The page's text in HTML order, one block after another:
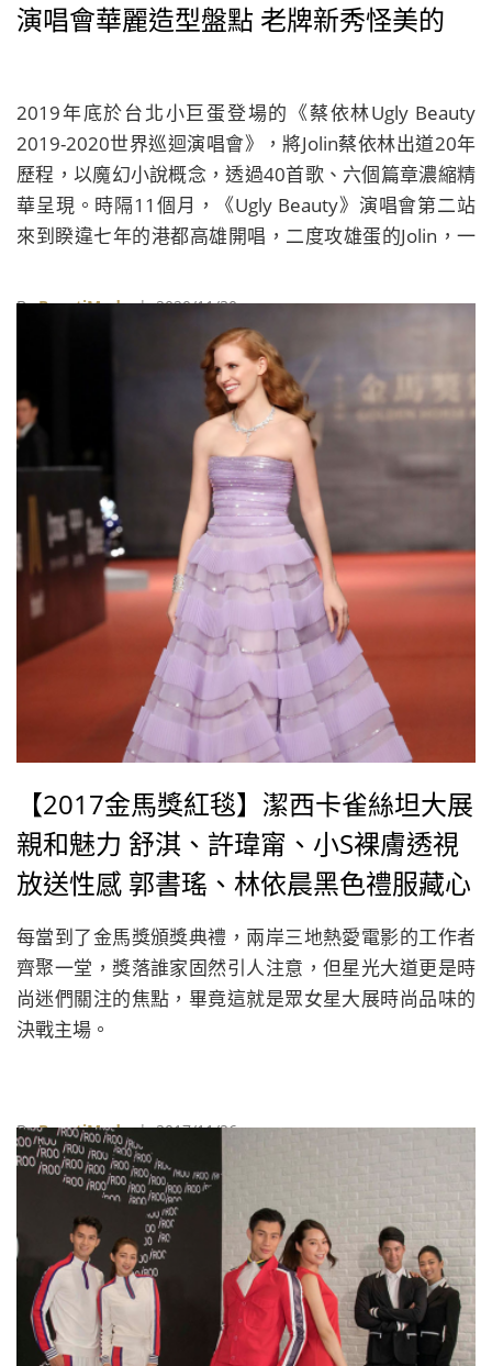
演唱會華麗造型盤點 老牌新秀怪美的
2019年底於台北小巨蛋登場的《蔡依林Ugly Beauty
2019-2020世界巡迴演唱會》，將Jolin蔡依林出道20年
歷程，以魔幻小說概念，透過40首歌、六個篇章濃縮精
華呈現。時隔11個月，《Ugly Beauty》演唱會第二站
來到睽違七年的港都高雄開唱，二度攻雄蛋的Jolin，一
名菁英舞者，也特別在舞台道具、造型和音樂上給足新
意，更邀請到頑童MJ116、Hebe田馥甄、伍佰和小S徐
熙娣等人擔任嘉賓，讓就算已看過台北場的粉絲，依舊
ByBeautiMode| 2020/11/30
【2017金馬獎紅毯】潔西卡雀絲坦大展
親和魅力 舒淇、許瑋甯、小S裸膚透視
放送性感 郭書瑤、林依晨黑色禮服藏心
機
每當到了金馬獎頒獎典禮，兩岸三地熱愛電影的工作者
齊聚一堂，獎落誰家固然引人注意，但星光大道更是時
尚迷們關注的焦點，畢竟這就是眾女星大展時尚品味的
決戰主場。
ByBeautiMode| 2017/11/26